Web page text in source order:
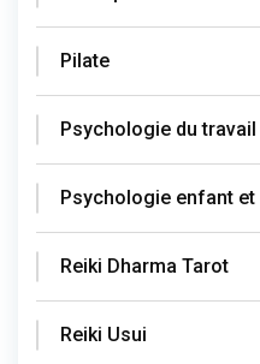
Pilate
Psychologie du travail
Psychologie enfant
Reiki Dharma Tarot
Reiki Usui